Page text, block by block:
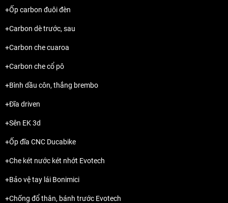
+Ốp carbon đuôi đèn
+Carbon dè trước, sau
+Carbon che cuaroa
+Carbon che cổ pô
+Bình dầu côn, thắng brembo
+Đĩa driven
+Sên EK 3d
+Ốp đĩa CNC Ducabike
+Che két nước két nhớt Evotech
+Bảo vệ tay lái Bonimici
+Chống đổ thân, bánh trước Evotech